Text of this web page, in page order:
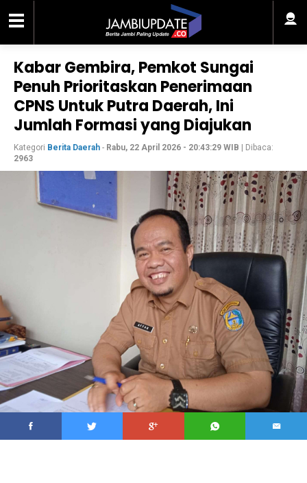
Kabar Gembira, Pemkot Sungai
Penuh Prioritaskan Penerimaan
CPNS Untuk Putra Daerah, Ini
Jumlah Formasi yang Diajukan
Kategori Berita Daerah - Rabu, 22 April 2026 - 20:43:29 WIB | Dibaca:
2963